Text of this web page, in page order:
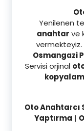
Yenilenen
anahtar ve
vermekteyiz.
Osmangazi
Servisi orjinal
Oto Anahtarcı
Yaptırma |